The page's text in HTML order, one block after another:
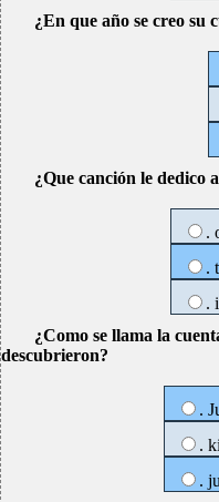
¿En que año se creo su
¿Que canción le dedico
.
.
.
¿Como se llama la
descubrieron?
.
.
.